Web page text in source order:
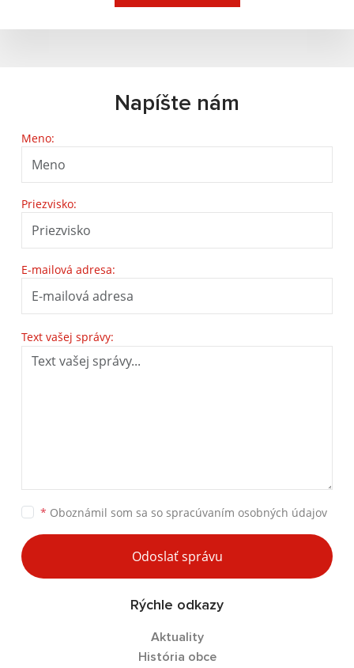
Napíšte nám
Meno:
Priezvisko:
E-mailová adresa:
Text vašej správy:
* Oboznámil som sa so spracúvaním osobných údajov
Odoslať správu
Rýchle odkazy
Aktuality
História obce